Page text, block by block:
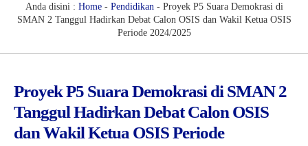
Profil
Prestasi
Informasi
Saluran Resmi WA
Anda disini : Home- Pendidikan- Proyek P5 Suara Demokrasi di
SMAN 2 Tanggul Hadirkan Debat Calon OSIS dan Wakil Ketua OSIS
Periode 2024/2025
Proyek P5 Suara Demokrasi di SMAN 2
Tanggul Hadirkan Debat Calon OSIS
dan Wakil Ketua OSIS Periode